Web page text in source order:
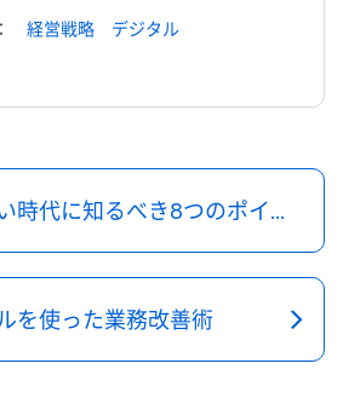
経営戦略 デジタル
人材確保が難しい時代に知るべき8つのポイント
を使った業務改善術